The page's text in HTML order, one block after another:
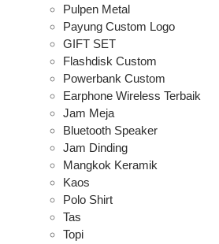
Pulpen Metal
Payung Custom Logo
GIFT SET
Flashdisk Custom
Powerbank Custom
Earphone Wireless Terbaik
Jam Meja
Bluetooth Speaker
Jam Dinding
Mangkok Keramik
Kaos
Polo Shirt
Tas
Topi